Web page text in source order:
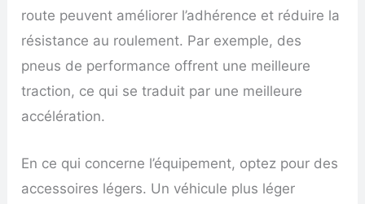
route peuvent améliorer l’adhérence et réduire la
résistance au roulement. Par exemple, des
pneus de performance offrent une meilleure
traction, ce qui se traduit par une meilleure
accélération.
En ce qui concerne l’équipement, optez pour des
accessoires légers. Un véhicule plus léger